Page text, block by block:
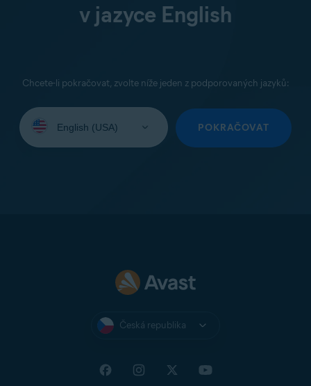
v jazyce English
Chcete-li pokračovat, zvolte níže jeden z podporovaných jazyků:
jazyk:
POKRAČOVAT
Česká republika